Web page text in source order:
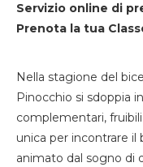
Servizio online di
Prenota la tua
Nella stagione del
Pinocchio si sdoppia
complementari,
unica per incontrare
animato dal sogno di